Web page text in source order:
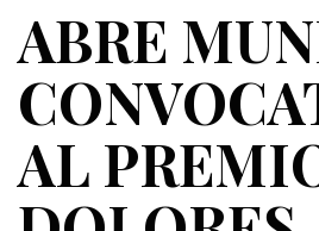
ABRE
AL